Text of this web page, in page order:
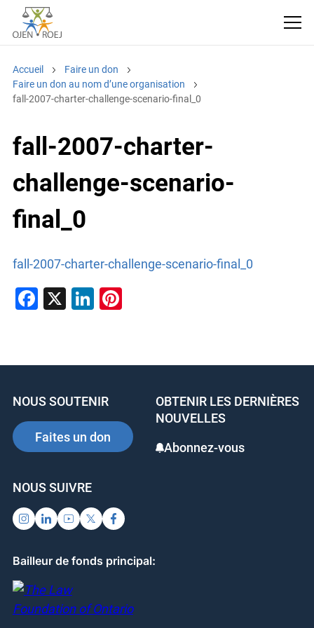
Accueil
Faire un don
Faire un don au nom d’une organisation
fall-2007-charter-challenge-scenario-final_0
fall-2007-charter-
challenge-scenario-
final_0
fall-2007-charter-challenge-scenario-final_0
F
e
o
o
k
X
Li
e
n
e
NOUS SOUTENIR
Faites un don
OBTENIR LES DERNIÈRES
NOUVELLES
Abonnez-vous
NOUS SUIVRE
Bailleur de fonds principal: